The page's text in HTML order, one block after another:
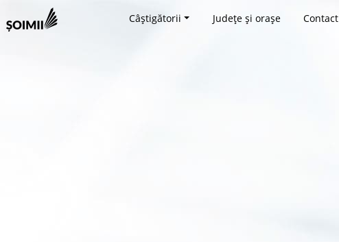
Câștigătorii Județe și orașe Contact